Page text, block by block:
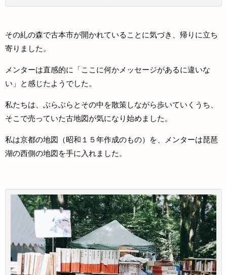
その糺の森で古本市が開かれていることに気づき、帰りに立ち
寄りました。
メンターは直感的に「ここに何かメッセージがあるに違いな
い」と感じたようでした。
私たちは、ぶらぶらとその中を散策しながら歩いていくうち、
そこで売っていた古地図が気になり始めました。
私は京都の地図（昭和１５年作成のもの）を、メンターは琵琶
湖の西側の地図を手に入れました。